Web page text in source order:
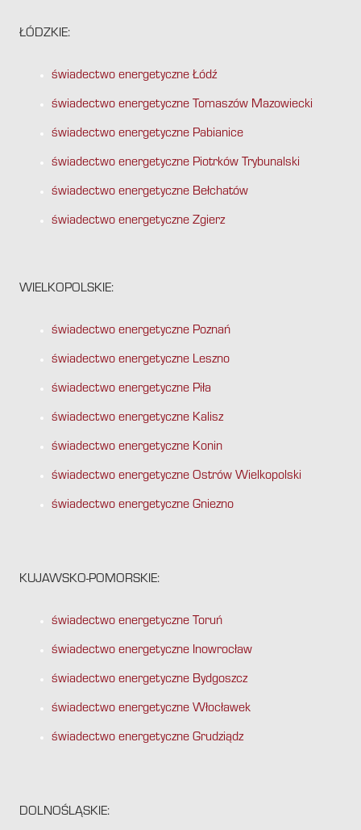
ŁÓDZKIE:
świadectwo energetyczne Łódź
świadectwo energetyczne Tomaszów Mazowiecki
świadectwo energetyczne Pabianice
świadectwo energetyczne Piotrków Trybunalski
świadectwo energetyczne Bełchatów
świadectwo energetyczne Zgierz
WIELKOPOLSKIE:
świadectwo energetyczne Poznań
świadectwo energetyczne Leszno
świadectwo energetyczne Piła
świadectwo energetyczne Kalisz
świadectwo energetyczne Konin
świadectwo energetyczne Ostrów Wielkopolski
świadectwo energetyczne Gniezno
KUJAWSKO-POMORSKIE:
świadectwo energetyczne Toruń
świadectwo energetyczne Inowrocław
świadectwo energetyczne Bydgoszcz
świadectwo energetyczne Włocławek
świadectwo energetyczne Grudziądz
DOLNOŚLĄSKIE: